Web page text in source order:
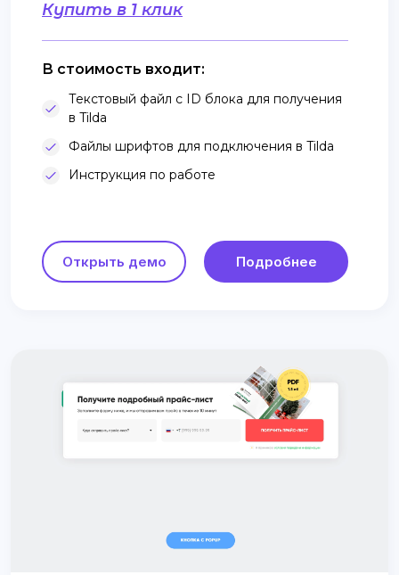
Купить в 1 клик
В стоимость входит:
Текстовый файл с ID блока для получения
в Tilda
Файлы шрифтов для подключения в Tilda
Инструкция по работе
Открыть демо Подробнее